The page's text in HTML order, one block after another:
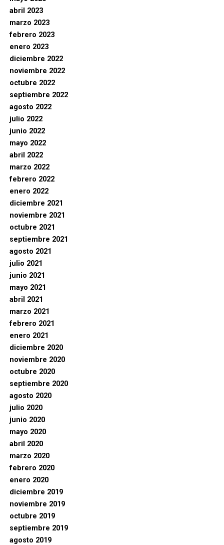
abril 2023
marzo 2023
febrero 2023
enero 2023
diciembre 2022
noviembre 2022
octubre 2022
septiembre 2022
agosto 2022
julio 2022
junio 2022
mayo 2022
abril 2022
marzo 2022
febrero 2022
enero 2022
diciembre 2021
noviembre 2021
octubre 2021
septiembre 2021
agosto 2021
julio 2021
junio 2021
mayo 2021
abril 2021
marzo 2021
febrero 2021
enero 2021
diciembre 2020
noviembre 2020
octubre 2020
septiembre 2020
agosto 2020
julio 2020
junio 2020
mayo 2020
abril 2020
marzo 2020
febrero 2020
enero 2020
diciembre 2019
noviembre 2019
octubre 2019
septiembre 2019
agosto 2019